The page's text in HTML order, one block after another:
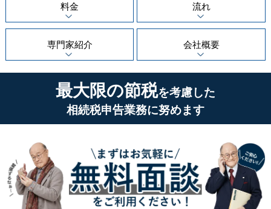
料金
流れ
専門家紹介 会社概要
最大限の節税を考慮した
相続税申告業務に努めます